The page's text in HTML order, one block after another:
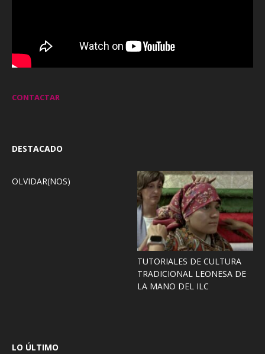
CONTACTAR
DESTACADO
OLVIDAR(NOS)
TUTORIALES DE CULTURA
TRADICIONAL LEONESA DE
LA MANO DEL ILC
LO ÚLTIMO